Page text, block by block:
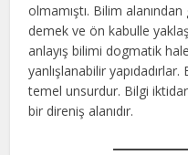
olmamıştı. Bilim
demek ve ön kabulle
anlayış bilimi dogmatik
yanlışlanabilir
temel unsurdur. Bilgi
bir direniş alanıdır.